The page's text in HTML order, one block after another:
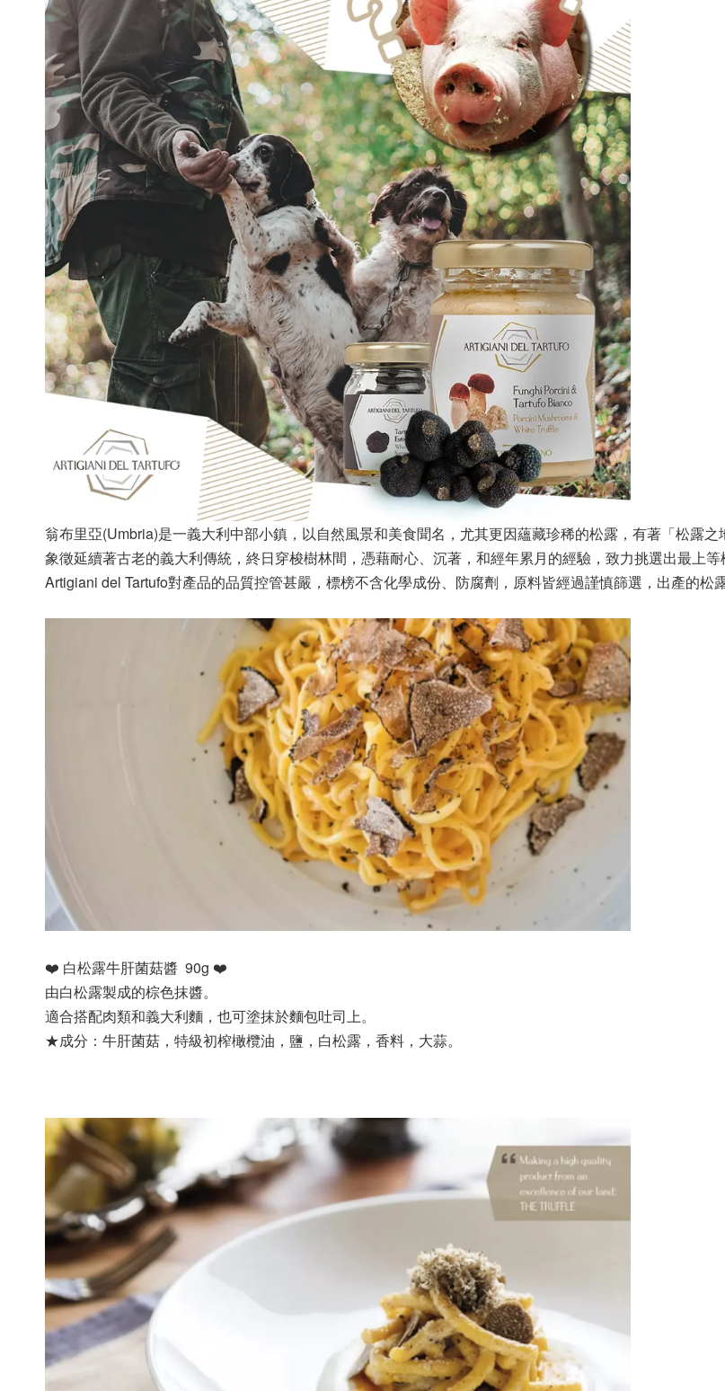
翁布里亞(Umbria)是一義大利中部小鎮，以自然風景和美食聞名，尤其更因蘊藏珍稀的松露，有著「松露
象徵延續著古老的義大利傳統，終日穿梭樹林間，憑藉耐心、沉著，和經年累月的經驗，致力挑選出最上等
Artigiani del Tartufo對產品的品質控管甚嚴，標榜不含化學成份、防腐劑，原料皆經過謹慎篩選，出產的松
❤️ 白松露牛肝菌菇醬  90g ❤️
由白松露製成的棕色抹醬。
適合搭配肉類和義大利麵，也可塗抹於麵包吐司上。
★成分：牛肝菌菇，特級初榨橄欖油，鹽，白松露，香料，大蒜。